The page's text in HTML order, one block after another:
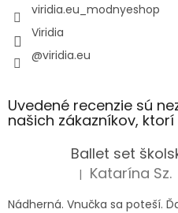
viridia.eu_modnyeshop
Viridia
@viridia.eu
Uvedené recenzie sú
našich zákazníkov,
Hodnotenie
| Katarína Sz.
Nádherná. Vnučka sa poteší.